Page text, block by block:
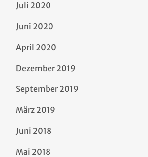
Juli 2020
Juni 2020
April 2020
Dezember 2019
September 2019
März 2019
Juni 2018
Mai 2018